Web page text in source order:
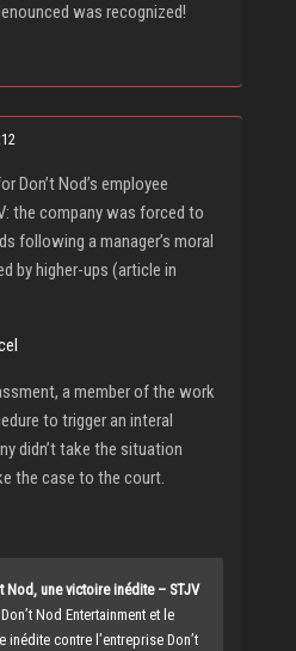
was recognized!
Don’t Nod’s employee
the company was forced to
following a manager’s moral
by higher-ups (article in
a member of the work
to trigger an interal
didn’t take the situation
the case to the court.
Nod, une victoire inédite – STJV
Nod Entertainment et le
inédite contre l’entreprise Don’t